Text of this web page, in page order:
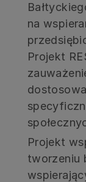
na
Projekt
Projekt
tworzeniu